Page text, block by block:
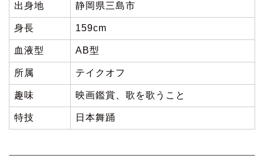
出身地 静岡県三島市
身長 159cm
血液型 AB型
所属 テイクオフ
趣味 映画鑑賞、歌を歌うこと
特技 日本舞踊